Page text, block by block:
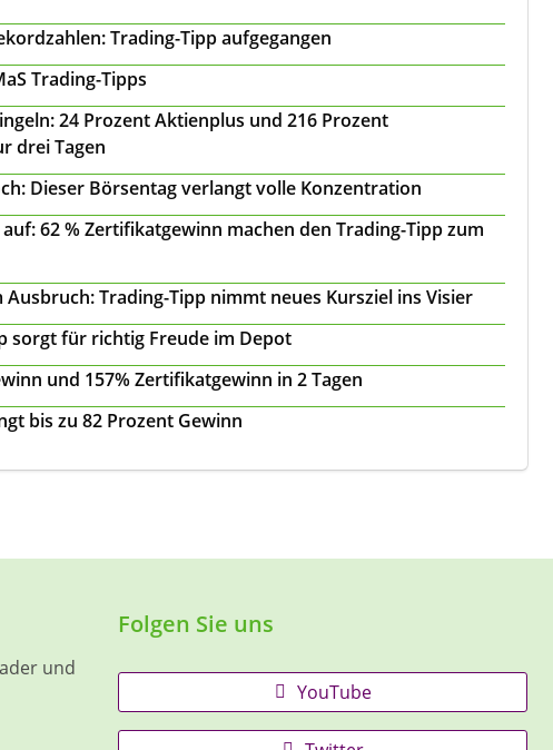
Trading-Tipp aufgegangen
Trading-Tipps
24 Prozent Aktienplus und 216 Prozent
drei Tagen
Dieser Börsentag verlangt volle Konzentration
62 % Zertifikatgewinn machen den Trading-Tipp zum
Trading-Tipp nimmt neues Kursziel ins Visier
sorgt für richtig Freude im Depot
und 157% Zertifikatgewinn in 2 Tagen
bis zu 82 Prozent Gewinn
und
Folgen Sie uns
YouTube